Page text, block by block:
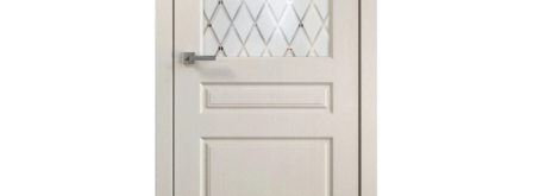
Для кладовой
Для кухни